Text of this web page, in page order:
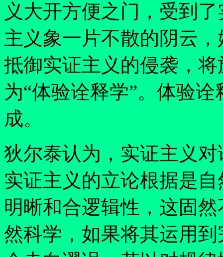
义大开方便之门，受到
主义象一片不散的阴云
抵御实证主义的侵袭，
为“体验诠释学”。体验诠
成。
狄尔泰认为，实证主义
实证主义的立论根据是
明晰和合逻辑性，这固
然科学，如果将其运用